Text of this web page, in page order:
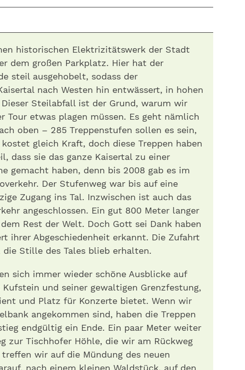
historischen Elektrizitätswerk der Stadt
dem großen Parkplatz. Hier hat der
steil ausgehobelt, sodass der
nach Westen hin entwässert, in hohen
Steilabfall ist der Grund, warum wir
Tour etwas plagen müssen. Es geht nämlich
oben – 285 Treppenstufen sollen es sein,
kostet gleich Kraft, doch diese Treppen haben
dass sie das ganze Kaisertal zu einer
gemacht haben, denn bis 2008 gab es im
Der Stufenweg war bis auf eine
Zugang ins Tal. Inzwischen ist auch das
angeschlossen. Ein gut 800 Meter langer
Rest der Welt. Doch Gott sei Dank haben
ihrer Abgeschiedenheit erkannt. Die Zufahrt
Stille des Tales blieb erhalten.
sich immer wieder schöne Ausblicke auf
und seiner gewaltigen Grenzfestung,
und Platz für Konzerte bietet. Wenn wir
angekommen sind, haben die Treppen
endgültig ein Ende. Ein paar Meter weiter
zur Tischhofer Höhle, die wir am Rückweg
wir auf die Mündung des neuen
nach einem kleinen Waldstück, auf den